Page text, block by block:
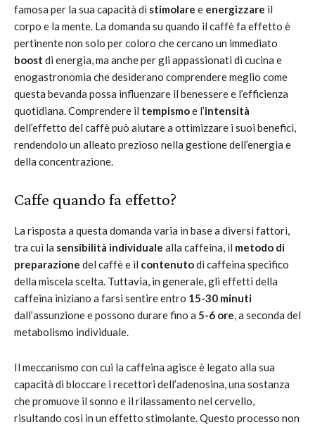
famosa per la sua capacità di stimolare e energizzare il
corpo e la mente. La domanda su quando il caffè fa effetto è
pertinente non solo per coloro che cercano un immediato
boost di energia, ma anche per gli appassionati di cucina e
enogastronomia che desiderano comprendere meglio come
questa bevanda possa influenzare il benessere e l’efficienza
quotidiana. Comprendere il tempismoe l’intensità
dell’effetto del caffè può aiutare a ottimizzare i suoi benefici,
rendendolo un alleato prezioso nella gestione dell’energia e
della concentrazione.
Caffe quando fa effetto?
La risposta a questa domanda varia in base a diversi fattori,
tra cui la sensibilità individuale alla caffeina, il metodo di
preparazione del caffè e il contenutodi caffeina specifico
della miscela scelta. Tuttavia, in generale, gli effetti della
caffeina iniziano a farsi sentire entro 15-30 minuti
dall’assunzione e possono durare fino a 5-6 ore, a seconda del
metabolismo individuale.
Il meccanismo con cui la caffeina agisce è legato alla sua
capacità di bloccare i recettori dell’adenosina, una sostanza
che promuove il sonno e il rilassamento nel cervello,
risultando così in un effetto stimolante. Questo processo non